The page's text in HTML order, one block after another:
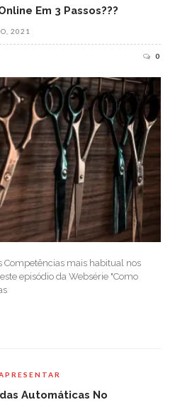
Em 3 Passos???
2021
0
Competências mais habitual nos
episódio da Websérie "Como
Automáticas No